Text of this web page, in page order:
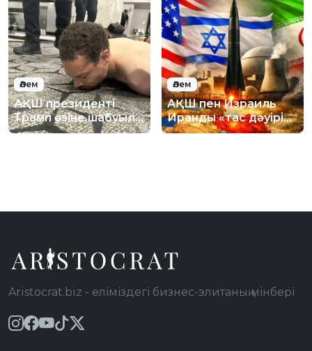
Әлем
АҚШ президенті
Трамп өзіне шабуыл
жасаған
Әлем
АҚШ пен Израиль
Иранды «тас дәуіріне
қайтаруға» дайын
Aristocrat.biz - еліміздегі бизнес-элитаның мінбері